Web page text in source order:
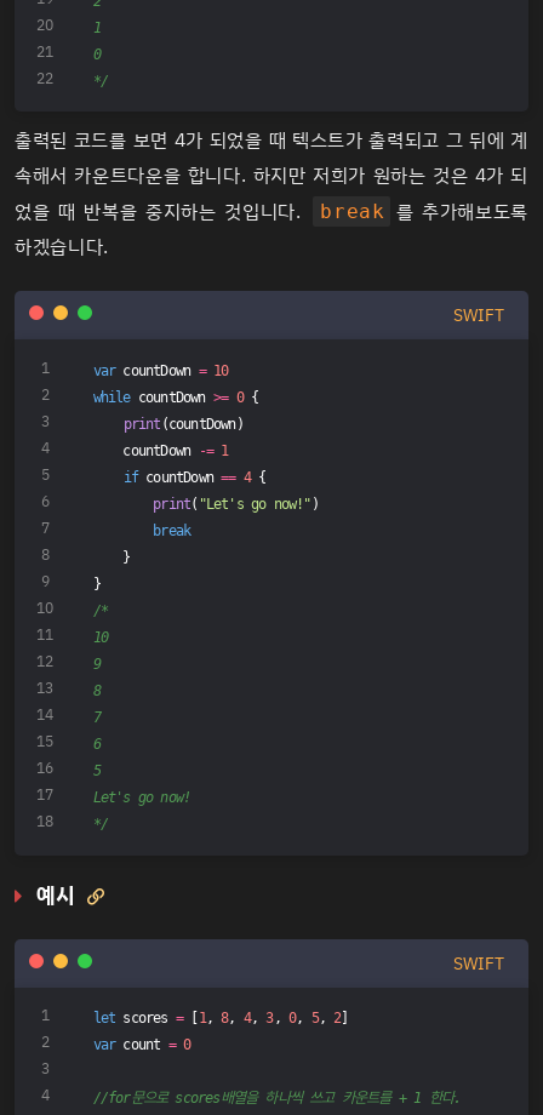
1
0
*/
출력된 코드를 보면 4가 되었을 때 텍스트가 출력되고 그 뒤에 계
속해서 카운트다운을 합니다. 하지만 저희가 원하는 것은 4가 되
었을 때 반복을 중지하는 것입니다.
break 를 추가해보도록
하겠습니다.
SWIFT
var countDown = 10
while countDown >= 0 {
print (countDown)
    countDown
-= 1
if countDown == 4 {
print( "Let's go now!" )
break
    }
}
/*
10
9
8
7
6
5
Let's go now!
*/
예시 
SWIFT
let scores = [ 1, 8, 4, 3, 0, 5, 2]
var count = 0
//for문으로 scores배열을 하나씩 쓰고 카운트를 + 1 한다.